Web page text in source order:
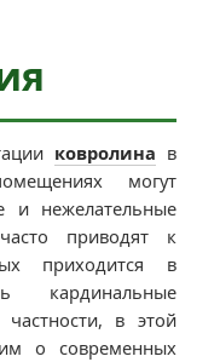
ковролина в
могут
и нежелательные
приводят к
приходится в
кардинальные
в этой
о современных